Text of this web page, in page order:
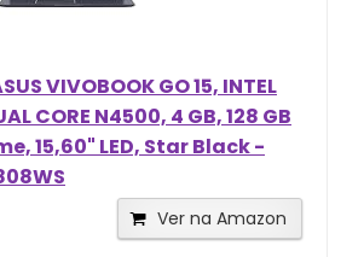
VIVOBOOK GO 15, INTEL
CORE N4500, 4 GB, 128 GB
15,60" LED, Star Black -
Ver na Amazon